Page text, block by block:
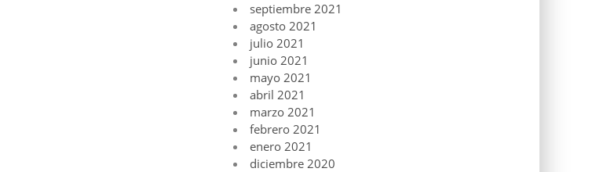
septiembre 2021
agosto 2021
julio 2021
junio 2021
mayo 2021
abril 2021
marzo 2021
febrero 2021
enero 2021
diciembre 2020